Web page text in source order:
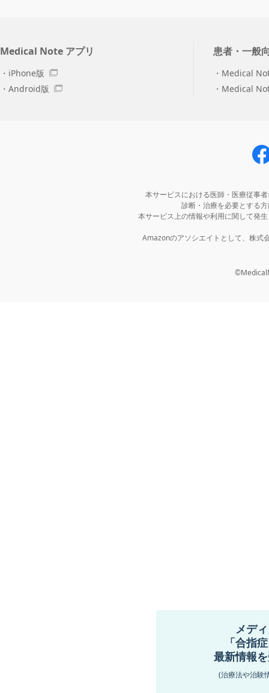
メデ
「合指
最新情報
(治療法や治験
Medical Note アプリ
iPhone版
Android版
患者・一般
Medical
Medical
本サービスにおける医師・医療従事
診断・治療を必要とする
本サービス上の情報や利用に関して発
Amazonのアソシエイトとして、株式